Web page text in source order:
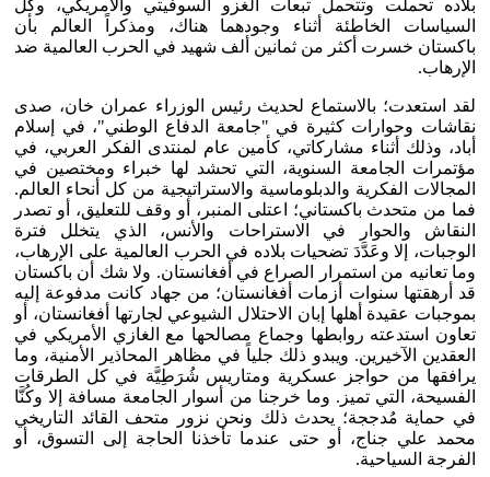
بلاده تحملت وتتحمل تبعات الغزو السوفيتي والأمريكي، وكل
السياسات الخاطئة أثناء وجودهما هناك، ومذكراً العالم بأن
باكستان خسرت أكثر من ثمانين ألف شهيد في الحرب العالمية ضد
الإرهاب.
لقد استعدت؛ بالاستماع لحديث رئيس الوزراء عمران خان، صدى
نقاشات وحوارات كثيرة في "جامعة الدفاع الوطني"، في إسلام
أباد، وذلك أثناء مشاركاتي، كأمين عام لمنتدى الفكر العربي، في
مؤتمرات الجامعة السنوية، التي تحشد لها خبراء ومختصين في
المجالات الفكرية والدبلوماسية والاستراتيجية من كل أنحاء العالم.
فما من متحدث باكستاني؛ اعتلى المنبر، أو وقف للتعليق، أو تصدر
النقاش والحوار في الاستراحات والأنس، الذي يتخلل فترة
الوجبات، إلا وعَدَّدَ تضحيات بلاده في الحرب العالمية على الإرهاب،
وما تعانيه من استمرار الصراع في أفغانستان. ولا شك أن باكستان
قد أرهقتها سنوات أزمات أفغانستان؛ من جهاد كانت مدفوعة إليه
بموجبات عقيدة أهلها إبان الاحتلال الشيوعي لجارتها أفغانستان، أو
تعاون استدعته روابطها وجماع مصالحها مع الغازي الأمريكي في
العقدين الآخيرين. ويبدو ذلك جلياً في مظاهر المحاذير الأمنية، وما
يرافقها من حواجز عسكرية ومتاريس شُرَطِيَّة في كل الطرقات
الفسيحة، التي تميز. وما خرجنا من أسوار الجامعة مسافة إلا وكُنَّا
في حماية مُدججة؛ يحدث ذلك ونحن نزور متحف القائد التاريخي
محمد علي جناج، أو حتى عندما تأخذنا الحاجة إلى التسوق، أو
الفرجة السياحية.